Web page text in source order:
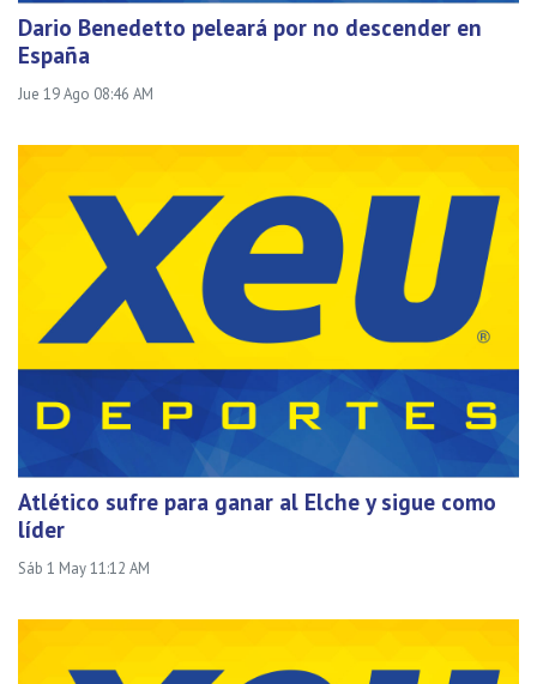
Dario Benedetto peleará por no descender en
España
Jue 19 Ago 08:46 AM
Atlético sufre para ganar al Elche y sigue como
líder
Sáb 1 May 11:12 AM